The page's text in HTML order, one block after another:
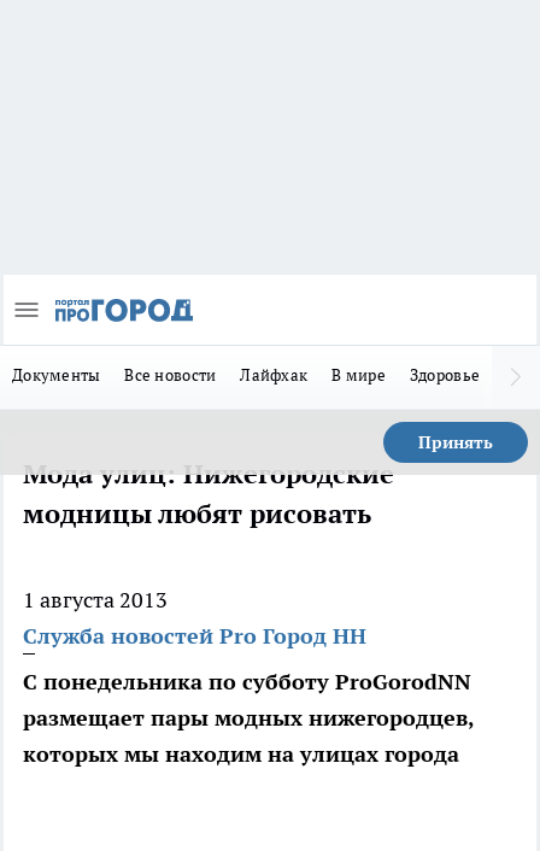
Документы Все новости Лайфхак В мире Здоровье
Принять
Мода улиц: Нижегородские
модницы любят рисовать
1 августа 2013
Служба новостей Pro Город НН
С понедельника по субботу ProGorodNN
размещает пары модных нижегородцев,
которых мы находим на улицах города